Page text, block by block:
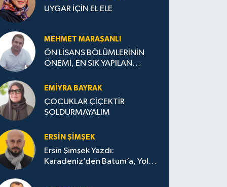
UYGAR İÇİN EL ELE
MEHMET MARAŞANLI
ÖN LİSANS BÖLÜMLERİNİN
ÖNEMİ, EN SIK YAPILAN
STRATEJİLERİ
EMIYRA BAYRAK
ÇOCUKLAR ÇİÇEKTİR
SOLDURMAYALIM
ERSIN ŞIMŞEK
Ersin Şimşek Yazdı:
Karadeniz’den Batum’a, Yolun